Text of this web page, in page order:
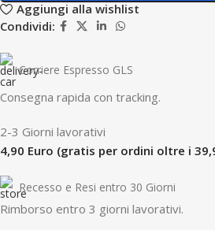
Aggiungi alla wishlist
Condividi:
Corriere Espresso GLS
Consegna rapida con tracking.
2-3 Giorni lavorativi
4,90 Euro (gratis per ordini oltre i
Recesso e Resi entro 30 Giorni
Rimborso entro 3 giorni lavorativi.